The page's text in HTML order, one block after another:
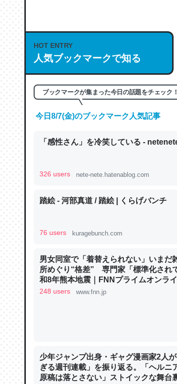
これは良記事。32768トークンだと英語小
の伏線」は回収されないけど、短期記憶
やすく強くなりそう
の600分の1程度。
─ニュース :: 【研究発表】昆虫学の大問題＝「
論文では「淡水はカルシウムも酸素も不
は」とあって面白い。海にいる鋏角類（
─ニュース :: 【研究発表】昆虫学の大問題＝「
これを元に考えるとカルシウムを大量に
HOT ENTRY
人気ブックマークで知る
ブックマークが集まった今日の話題をチェック！
今日8/7(金)のブックマーク人気記事
「感性さん」を冷笑している -
326 users nete-nete.hatenablog.com
踏絵 - 河部真道 / 踏絵 | くらげバンチ
76 users kuragebunch.com
男女同室で「着替えられない」いま
所めぐり“格差” 専門家「標準化さ
和8年熊本地震｜FNNプライムオンラ
248 users www.fnn.jp
少年ジャンプ出身・ギャグ漫画家2人
ぎる週刊連載」を振り返る。「ヘルニ
原稿は落とさない」ストイックな舞台